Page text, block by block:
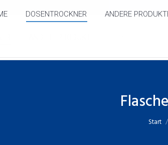
Start
DOSENTROCKNER ANDERE